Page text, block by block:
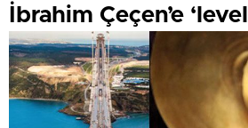
İbrahim Çeçen’e